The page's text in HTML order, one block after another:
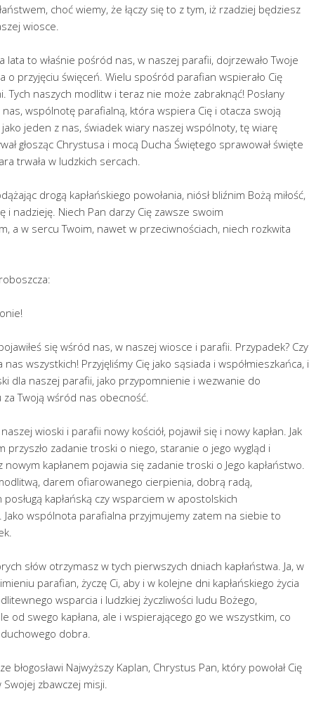
choć wiemy, że łączy się to z tym, iż rzadziej będziesz
wiosce.
lata to właśnie pośród nas, w naszej parafii, dojrzewało Twoje
o przyjęciu święceń. Wielu spośród parafian wspierało Cię
Tych naszych modlitw i teraz nie może zabraknąć! Posłany
wspólnotę parafialną, która wspiera Cię i otacza swoją
jako jeden z nas, świadek wiary naszej wspólnoty, tę wiarę
głosząc Chrystusa i mocą Ducha Świętego sprawował święte
trwała w ludzkich sercach.
drogą kapłańskiego powołania, niósł bliźnim Bożą miłość,
i nadzieję. Niech Pan darzy Cię zawsze swoim
a w sercu Twoim, nawet w przeciwnościach, niech rozkwita
się wśród nas, w naszej wiosce i parafii. Przypadek? Czy
nas wszystkich! Przyjęliśmy Cię jako sąsiada i współmieszkańca, i
dla naszej parafii, jako przypomnienie i wezwanie do
za Twoją wśród nas obecność.
wioski i parafii nowy kościół, pojawił się i nowy kapłan. Jak
przyszło zadanie troski o niego, staranie o jego wygląd i
nowym kapłanem pojawia się zadanie troski o Jego kapłaństwo.
darem ofiarowanego cierpienia, dobrą radą,
kapłańską czy wsparciem w apostolskich
Jako wspólnota parafialna przyjmujemy zatem na siebie to
słów otrzymasz w tych pierwszych dniach kapłaństwa. Ja, w
parafian, życzę Ci, aby i w kolejne dni kapłańskiego życia
wsparcia i ludzkiej życzliwości ludu Bożego,
od swego kapłana, ale i wspierającego go we wszystkim, co
dobra.
błogosławi Najwyższy Kaplan, Chrystus Pan, który powołał Cię
zbawczej misji.